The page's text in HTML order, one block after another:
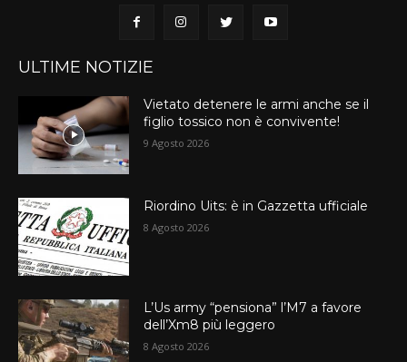
ULTIME NOTIZIE
Vietato detenere le armi anche se il
figlio tossico non è convivente!
9 Agosto 2026
Riordino Uits: è in Gazzetta ufficiale
8 Agosto 2026
L’Us army “pensiona” l’M7 a favore
dell’Xm8 più leggero
8 Agosto 2026